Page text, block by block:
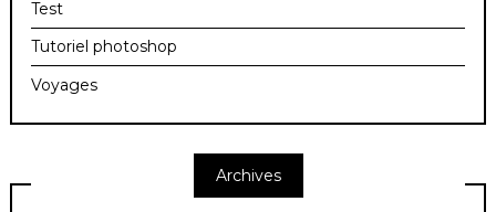
Test
Tutoriel photoshop
Voyages
Archives